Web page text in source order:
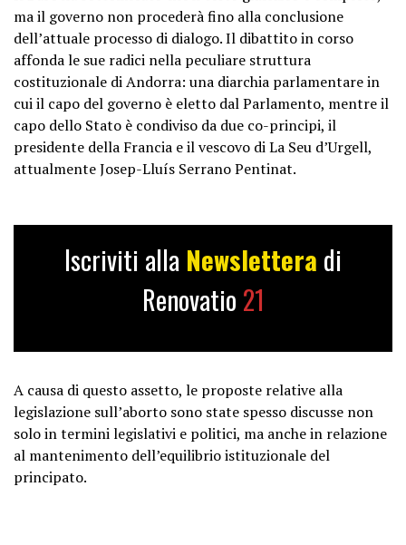
ma il governo non procederà fino alla conclusione
dell’attuale processo di dialogo. Il dibattito in corso
affonda le sue radici nella peculiare struttura
costituzionale di Andorra: una diarchia parlamentare in
cui il capo del governo è eletto dal Parlamento, mentre il
capo dello Stato è condiviso da due co-principi, il
presidente della Francia e il vescovo di La Seu d’Urgell,
attualmente Josep-Lluís Serrano Pentinat.
Iscriviti alla Newslettera di
Renovatio 21
A causa di questo assetto, le proposte relative alla
legislazione sull’aborto sono state spesso discusse non
solo in termini legislativi e politici, ma anche in relazione
al mantenimento dell’equilibrio istituzionale del
principato.